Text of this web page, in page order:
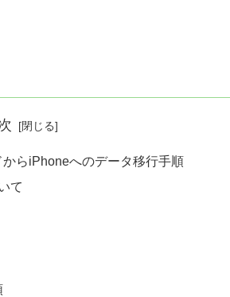
らiPhoneへのデータ移行手順
て